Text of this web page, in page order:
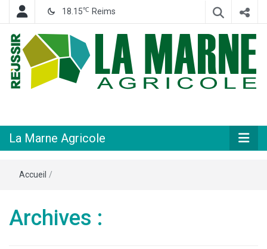
18.15℃ Reims
Agricole
La Marne Agricole
Accueil /
Archives :